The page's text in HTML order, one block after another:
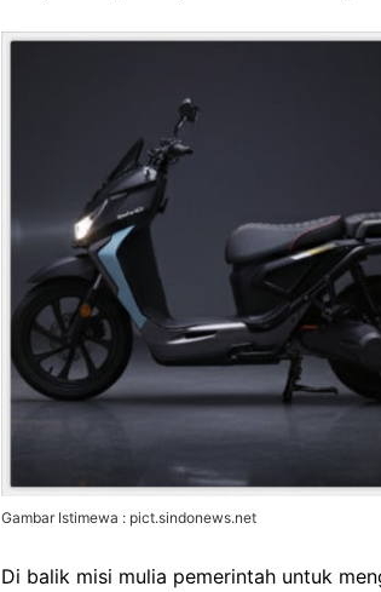
Gambar Istimewa : pict.sindonews.net
Di balik misi mulia pemerintah untuk